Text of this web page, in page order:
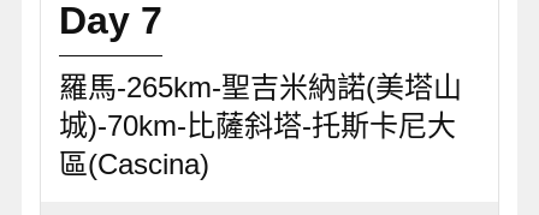
Day 7
羅馬-265km-聖吉米納諾(美塔山
城)-70km-比薩斜塔-托斯卡尼大
區(Cascina)